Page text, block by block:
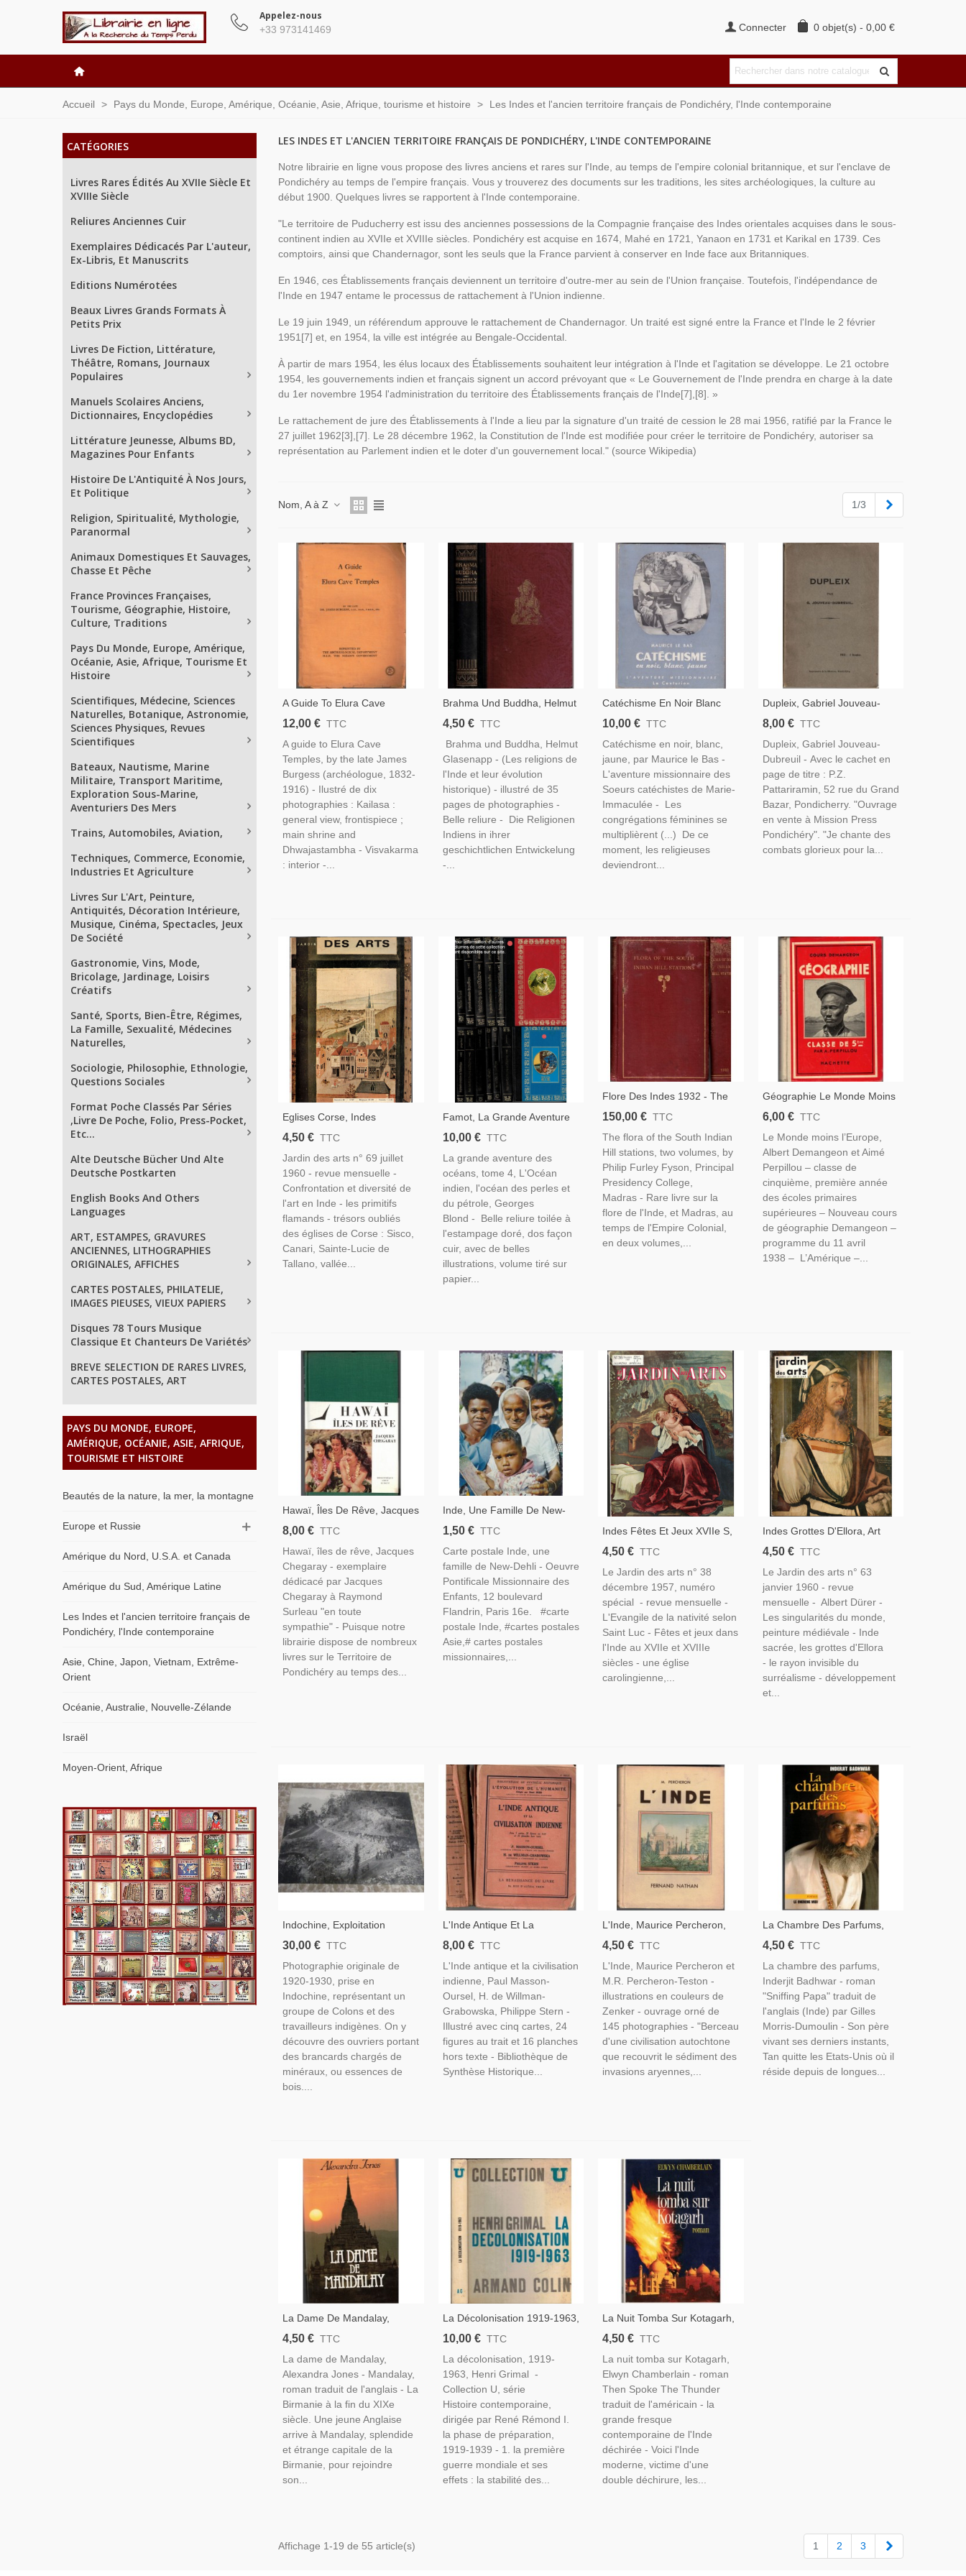
Appelez-nous
+33 973141469 Connecter 0 objet(s) - 0,00 €
Accueil > Pays du Monde, Europe, Amérique, Océanie, Asie, Afrique, tourisme et histoire > Les Indes et l'ancien territoire français de Pondichéry, l'Inde contemporaine
CATÉGORIES
Livres Rares Édités Au XVIIe Siècle Et
XVIIIe Siècle
Reliures Anciennes Cuir
Exemplaires Dédicacés Par L'auteur,
Ex-Libris, Et Manuscrits
Editions Numérotées
Beaux Livres Grands Formats À
Petits Prix
Livres De Fiction, Littérature,
Théâtre, Romans, Journaux
Populaires
Manuels Scolaires Anciens,
Dictionnaires, Encyclopédies
Littérature Jeunesse, Albums BD,
Magazines Pour Enfants
Histoire De L'Antiquité À Nos Jours,
Et Politique
Religion, Spiritualité, Mythologie,
Paranormal
Animaux Domestiques Et Sauvages,
Chasse Et Pêche
France Provinces Françaises,
Tourisme, Géographie, Histoire,
Culture, Traditions
Pays Du Monde, Europe, Amérique,
Océanie, Asie, Afrique, Tourisme Et
Histoire
Scientifiques, Médecine, Sciences
Naturelles, Botanique, Astronomie,
Sciences Physiques, Revues
Scientifiques
Bateaux, Nautisme, Marine
Militaire, Transport Maritime,
Exploration Sous-Marine,
Aventuriers Des Mers
Trains, Automobiles, Aviation,
Techniques, Commerce, Economie,
Industries Et Agriculture
Livres Sur L'Art, Peinture,
Antiquités, Décoration Intérieure,
Musique, Cinéma, Spectacles, Jeux
De Société
Gastronomie, Vins, Mode,
Bricolage, Jardinage, Loisirs
Créatifs
Santé, Sports, Bien-Être, Régimes,
La Famille, Sexualité, Médecines
Naturelles,
Sociologie, Philosophie, Ethnologie,
Questions Sociales
Format Poche Classés Par Séries
,Livre De Poche, Folio, Press-Pocket,
Etc...
Alte Deutsche Bücher Und Alte
Deutsche Postkarten
English Books And Others
Languages
ART, ESTAMPES, GRAVURES
ANCIENNES, LITHOGRAPHIES
ORIGINALES, AFFICHES
CARTES POSTALES, PHILATELIE,
IMAGES PIEUSES, VIEUX PAPIERS
Disques 78 Tours Musique
Classique Et Chanteurs De Variétés
BREVE SELECTION DE RARES LIVRES,
CARTES POSTALES, ART
PAYS DU MONDE, EUROPE,
AMÉRIQUE, OCÉANIE, ASIE, AFRIQUE,
TOURISME ET HISTOIRE
Beautés de la nature, la mer, la montagne
Europe et Russie
Amérique du Nord, U.S.A. et Canada
Amérique du Sud, Amérique Latine
Les Indes et l'ancien territoire français de
Pondichéry, l'Inde contemporaine
Asie, Chine, Japon, Vietnam, Extrême-
Orient
Océanie, Australie, Nouvelle-Zélande
Israël
Moyen-Orient, Afrique
LES INDES ET L'ANCIEN TERRITOIRE FRANÇAIS DE PONDICHÉRY, L'INDE CONTEMPORAINE
Notre librairie en ligne vous propose des livres anciens et rares sur l'Inde, au temps de l'empire colonial britannique, et sur l'enclave de
Pondichéry au temps de l'empire français. Vous y trouverez des documents sur les traditions, les sites archéologiques, la culture au
début 1900. Quelques livres se rapportent à l'Inde contemporaine.
"Le territoire de Puducherry est issu des anciennes possessions de la Compagnie française des Indes orientales acquises dans le sous-
continent indien au XVIIe et XVIIIe siècles. Pondichéry est acquise en 1674, Mahé en 1721, Yanaon en 1731 et Karikal en 1739. Ces
comptoirs, ainsi que Chandernagor, sont les seuls que la France parvient à conserver en Inde face aux Britanniques.
En 1946, ces Établissements français deviennent un territoire d'outre-mer au sein de l'Union française. Toutefois, l'indépendance de
l'Inde en 1947 entame le processus de rattachement à l'Union indienne.
Le 19 juin 1949, un référendum approuve le rattachement de Chandernagor. Un traité est signé entre la France et l'Inde le 2 février
1951[7] et, en 1954, la ville est intégrée au Bengale-Occidental.
À partir de mars 1954, les élus locaux des Établissements souhaitent leur intégration à l'Inde et l'agitation se développe. Le 21 octobre
1954, les gouvernements indien et français signent un accord prévoyant que « Le Gouvernement de l'Inde prendra en charge à la date
du 1er novembre 1954 l'administration du territoire des Établissements français de l'Inde[7],[8]. »
Le rattachement de jure des Établissements à l'Inde a lieu par la signature d'un traité de cession le 28 mai 1956, ratifié par la France le
27 juillet 1962[3],[7]. Le 28 décembre 1962, la Constitution de l'Inde est modifiée pour créer le territoire de Pondichéry, autoriser sa
représentation au Parlement indien et le doter d'un gouvernement local." (source Wikipedia)
Nom, A à Z 1/3
A Guide To Elura Cave
Temples, James Burgess,
1929 - Indes, Art Hindou,
Bouddhisme, Hindouisme,
Brahmanisme,
12,00 € TTC
A guide to Elura Cave
Temples, by the late James
Burgess (archéologue, 1832-
1916) - Ilustré de dix
photographies : Kailasa :
general view, frontispiece ;
main shrine and
Dhwajastambha - Visvakarma
: interior -...
Brahma Und Buddha, Helmut
Glasenapp, 1926 - Religions
De L'Inde, Indes, Art Hindou,
Bouddhisme, Hindouisme,
Brahmanisme, Asie,
4,50 € TTC
Brahma und Buddha, Helmut
Glasenapp - (Les religions de
l'Inde et leur évolution
historique) - illustré de 35
pages de photographies -
Belle reliure - Die Religionen
Indiens in ihrer
geschichtlichen Entwickelung
-...
Catéchisme En Noir Blanc
Jaune, Maurice Le Bas, 1955
- Soeurs Catéchistes De
Marie-Immaculée,
Missionnaires, Afrique,
Madagascar
10,00 € TTC
Catéchisme en noir, blanc,
jaune, par Maurice le Bas -
L'aventure missionnaire des
Soeurs catéchistes de Marie-
Immaculée - Les
congrégations féminines se
multiplièrent (...) De ce
moment, les religieuses
deviendront...
Dupleix, Gabriel Jouveau-
Dubreuil, 1941 - Indes,
Empire Colonial, Pondichéry,
Histoire Indes Françaises,
8,00 € TTC
Dupleix, Gabriel Jouveau-
Dubreuil - Avec le cachet en
page de titre : P.Z.
Pattariramin, 52 rue du Grand
Bazar, Pondicherry. "Ouvrage
en vente à Mission Press
Pondichéry". "Je chante des
combats glorieux pour la...
Eglises Corse, Indes
Sculptures Bouddhiques,
Constructions 1960, - Jardin
Des Arts N°69 Juil 1960 -
4,50 € TTC
Jardin des arts n° 69 juillet
1960 - revue mensuelle -
Confrontation et diversité de
l'art en Inde - les primitifs
flamands - trésors oubliés
des églises de Corse : Sisco,
Canari, Sainte-Lucie de
Tallano, vallée...
Famot, La Grande Aventure
Des Océans, T4 L'Océan
-, Aventures En Mer,
Navigateurs,
10,00 € TTC
La grande aventure des
océans, tome 4, L'Océan
indien, l'océan des perles et
du pétrole, Georges
Blond - Belle reliure toilée à
l'estampage doré, dos façon
cuir, avec de belles
illustrations, volume tiré sur
papier...
Flore Des Indes 1932 - The
Flora Of The South Indian Hill
P.F. Fyson, 1932 - Botanique,
Indes,
150,00 € TTC
The flora of the South Indian
Hill stations, two volumes, by
Philip Furley Fyson, Principal
Presidency College,
Madras - Rare livre sur la
flore de l'Inde, et Madras, au
temps de l'Empire Colonial,
en deux volumes,...
Géographie Le Monde Moins
L'Europe, Programme 1938,
Demangeon Aimé Perpillou,
1938 – Manuels De
Géographie
6,00 € TTC
Le Monde moins l’Europe,
Albert Demangeon et Aimé
Perpillou – classe de
cinquième, première année
des écoles primaires
supérieures – Nouveau cours
de géographie Demangeon –
programme du 11 avril
1938 – L’Amérique –...
Hawaï, Îles De Rêve, Jacques
Chegaray, 1957 - Dédicacé À
Pondichéry, Etats-Unis, Îles
Du Pacifique, Tourisme,
8,00 € TTC
Hawaï, îles de rêve, Jacques
Chegaray - exemplaire
dédicacé par Jacques
Chegaray à Raymond
Surleau "en toute
sympathie" - Puisque notre
librairie dispose de nombreux
livres sur le Territoire de
Pondichéry au temps des...
Inde, Une Famille De New-
Dehli - Cartes Postales Inde,
Missionnaire Des Enfants
1,50 € TTC
Carte postale Inde, une
famille de New-Dehli - Oeuvre
Pontificale Missionnaire des
Enfants, 12 boulevard
Flandrin, Paris 16e. #carte
postale Inde, #cartes postales
Asie,# cartes postales
missionnaires,...
Indes Fêtes Et Jeux XVIIe S,
Nativité Selon Saint Luc,
Raphaël, Cubisme, - Le
Jardin Des Arts N°38 1957,
4,50 € TTC
Le Jardin des arts n° 38
décembre 1957, numéro
spécial - revue mensuelle -
L'Evangile de la nativité selon
Saint Luc - Fêtes et jeux dans
l'Inde au XVIIe et XVIIIe
siècles - une église
carolingienne,...
Indes Grottes D'Ellora, Art
Hindou, Dürer Peintres XVe
Jardin Des Arts N°63 Jan
1960,
4,50 € TTC
Le Jardin des arts n° 63
janvier 1960 - revue
mensuelle - Albert Dürer -
Les singularités du monde,
peinture médiévale - Inde
sacrée, les grottes d'Ellora
- le rayon invisible du
surréalisme - développement
et...
Indochine, Exploitation
Minière Sous L'Empire
Originale, 1920/30 - Accident
Minier, Pondichéry, Indes,
30,00 € TTC
Photographie originale de
1920-1930, prise en
Indochine, représentant un
groupe de Colons et des
travailleurs indigènes. On y
découvre des ouvriers portant
des brancards chargés de
minéraux, ou essences de
bois....
L'Inde Antique Et La
Civilisation Indienne, Masson-
Inde, Art Hindou, Ethnologie,
8,00 € TTC
L'Inde antique et la civilisation
indienne, Paul Masson-
Oursel, H. de Willman-
Grabowska, Philippe Stern -
Illustré avec cinq cartes, 24
figures au trait et 16 planches
hors texte - Bibliothèque de
Synthèse Historique...
L'Inde, Maurice Percheron,
Percheron-Teston,1936 -
Hindou, Ethnologie,
4,50 € TTC
L'Inde, Maurice Percheron et
M.R. Percheron-Teston -
illustrations en couleurs de
Zenker - ouvrage orné de
145 photographies - "Berceau
d'une civilisation autochtone
que recouvrit le sédiment des
invasions aryennes,...
La Chambre Des Parfums,
Inderjit Badhwar, 2004 -
Traditions Indiennes, Inde,
Écrivain Indien
4,50 € TTC
La chambre des parfums,
Inderjit Badhwar - roman
"Sniffing Papa" traduit de
l'anglais (Inde) par Gilles
Morris-Dumoulin - Son père
vivant ses derniers instants,
Tan quitte les Etats-Unis où il
réside depuis de longues...
La Dame De Mandalay,
Alexandra Jones, 1990 -
Britannique, Roman D'amour
4,50 € TTC
La dame de Mandalay,
Alexandra Jones - Mandalay,
roman traduit de l'anglais - La
Birmanie à la fin du XIXe
siècle. Une jeune Anglaise
arrive à Mandalay, splendide
et étrange capitale de la
Birmanie, pour rejoindre
son...
La Décolonisation 1919-1963,
Henri Griam - Collection U
Contemporaine - Empire
Colonial, XXe Siècle
10,00 € TTC
La décolonisation, 1919-
1963, Henri Grimal -
Collection U, série
Histoire contemporaine,
dirigée par René Rémond I.
la phase de préparation,
1919-1939 - 1. la première
guerre mondiale et ses
effets : la stabilité des...
La Nuit Tomba Sur Kotagarh,
Elwyn Chamberlain, 1990 -
Roman D'amour
4,50 € TTC
La nuit tomba sur Kotagarh,
Elwyn Chamberlain - roman
Then Spoke The Thunder
traduit de l'américain - la
grande fresque
contemporaine de l'Inde
déchirée - Voici l'Inde
moderne, victime d'une
double déchirure, les...
Affichage 1-19 de 55 article(s) 1 2 3